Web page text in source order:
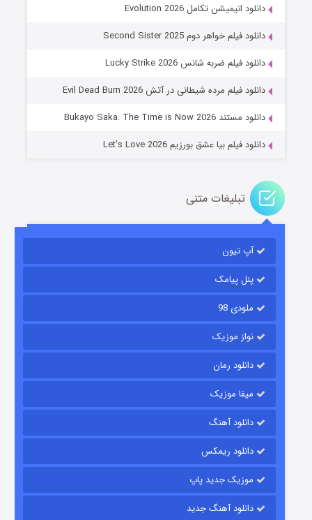
جادوگری در مغولستان
باب اسفنجی فصل ۱۷
قسمت۶ (زیرنویس) منتشر شد
قسمت۱۵ (دوبله) منتشر شد
دانلود انیمیشن تکامل Evolution 2026
دانلود فیلم خواهر دوم Second Sister 2025
دانلود فیلم ضربه شانس Lucky Strike 2026
دانلود فیلم مرده شیطانی در آتش Evil Dead Burn 2026
دانلود مستند Bukayo Saka: The Time is Now 2026
دانلود فیلم بیا عشق بورزیم Let’s Love 2026
تبلیغات متنی
آپ تیون
پنل پیامک
ملودی 98
نواز موزیک
دانلود رمان
میفا موزیک
دانلود آهنگ
دانلود ریمکس
موزیک جدید پاپ
دانلود آهنگ جدید